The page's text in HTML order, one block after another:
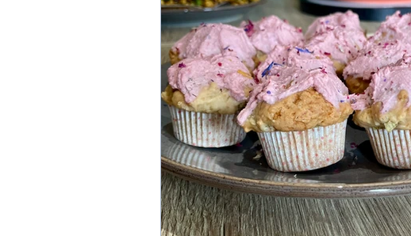
Sauerteig Gewürzbrot Vegan
Spargel Süsses Ayurvedisch